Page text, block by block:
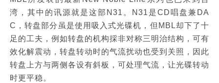
湾，其中的讯源就是这部N31。N31是CD唱盘兼DA
C，转盘部分虽是使用吸入式光碟机，但MBL却下了十
足的工夫，例如转盘的机构採非对称三明治结构，可有
效化解震动，转盘转动时的气流扰动也受到关照，因此
转盘上方与两侧各设有斜板，可处理气流，让光碟转动
时更平稳。